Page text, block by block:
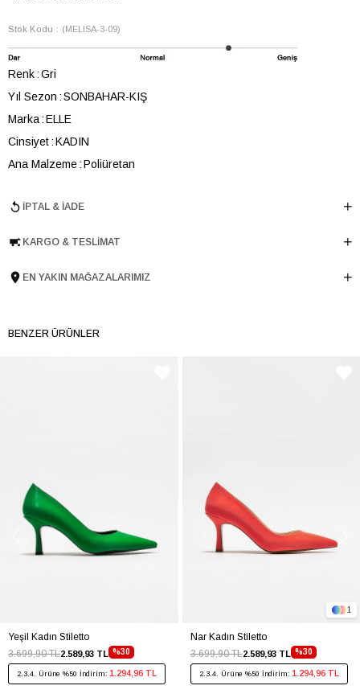
Stok Kodu (MELISA-3-09)
Renk Gri
Yıl Sezon SONBAHAR-KIŞ
Marka ELLE
Cinsiyet KADIN
Ana Malzeme Poliüretan
Topuk Boyu 10 cm
Menşei TURKIYE
İPTAL & İADE
KARGO & TESLIMAT
EN YAKIN MAĞAZALARIMIZ
BENZER ÜRÜNLER
Yeşil Kadın Stiletto
%30
2.589,93 TL
3.699,90 TL
2.3.4. Ürüne %50 İndirim: 1.294,96 TL
Nar Kadın Stiletto
%30
2.589,93 TL
3.699,90 TL
2.3.4. Ürüne %50 İndirim: 1.294,96 TL
1